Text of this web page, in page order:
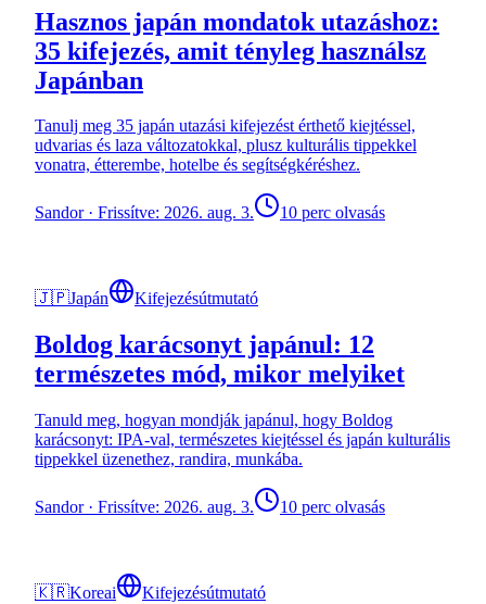
Hasznos japán mondatok utazáshoz:
35 kifejezés, amit tényleg használsz
Japánban
Tanulj meg 35 japán utazási kifejezést érthető kiejtéssel,
udvarias és laza változatokkal, plusz kulturális tippekkel
vonatra, étterembe, hotelbe és segítségkéréshez.
Sandor· Frissítve: 2026. aug. 3. 10 perc olvasás
🇯🇵Japán Kifejezésútmutató
Boldog karácsonyt japánul: 12
természetes mód, mikor melyiket
Tanuld meg, hogyan mondják japánul, hogy Boldog
karácsonyt: IPA-val, természetes kiejtéssel és japán kulturális
tippekkel üzenethez, randira, munkába.
Sandor· Frissítve: 2026. aug. 3. 10 perc olvasás
🇰🇷Koreai Kifejezésútmutató